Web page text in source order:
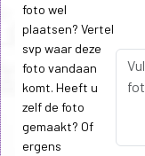
foto wel
plaatsen? Vertel
svp waar deze
foto vandaan
komt. Heeft u
zelf de foto
gemaakt? Of
ergens